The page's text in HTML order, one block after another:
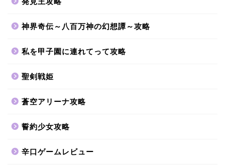
神界奇伝～八百万神の幻想譚～攻略
私を甲子園に連れてって攻略
聖剣戦姫
蒼空アリーナ攻略
誓約少女攻略
辛口ゲームレビュー